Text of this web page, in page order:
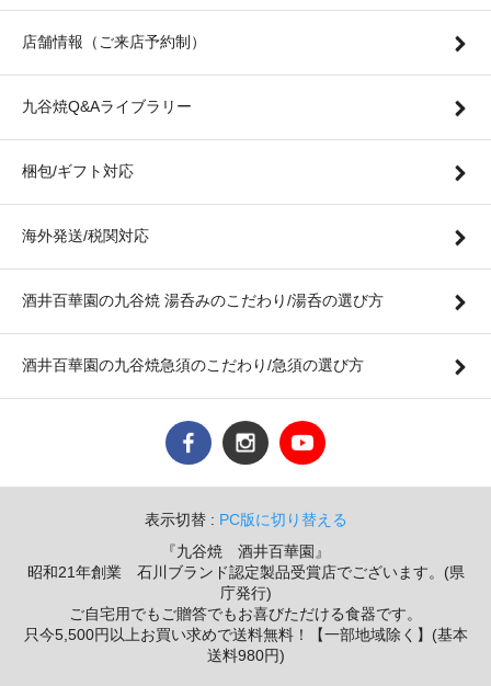
店舗情報（ご来店予約制）
九谷焼Q&Aライブラリー
梱包/ギフト対応
海外発送/税関対応
酒井百華園の九谷焼 湯呑みのこだわり/湯呑の選び方
酒井百華園の九谷焼急須のこだわり/急須の選び方
表示切替 : PC版に切り替える
『九谷焼 酒井百華園』
昭和21年創業 石川ブランド認定製品受賞店でございます。(県
庁発行)
ご自宅用でもご贈答でもお喜びただける食器です。
只今5,500円以上お買い求めで送料無料！【一部地域除く】(基本
送料980円)